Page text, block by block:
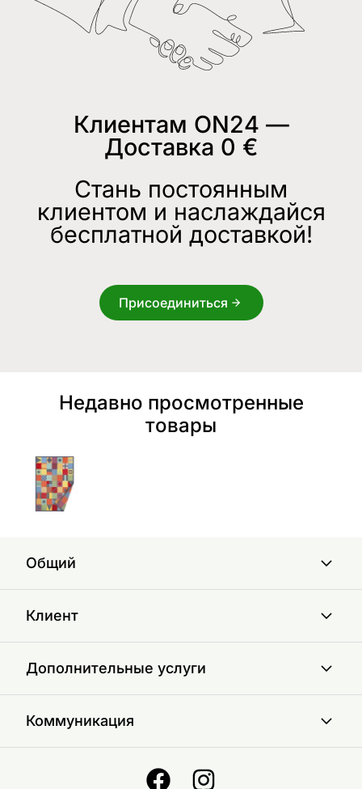
Клиентам ON24 —
Доставка 0 €
Стань постоянным
клиентом и наслаждайся
бесплатной доставкой!
Присоединиться
Недавно просмотренные
товары
Общий
Клиент
Дополнительные услуги
Коммуникация